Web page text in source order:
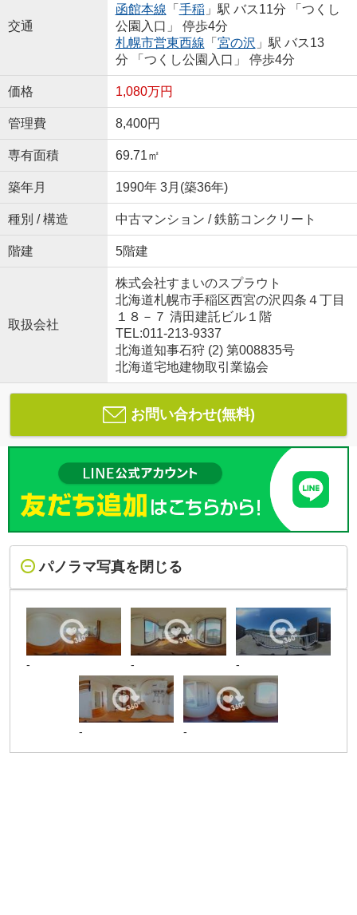
交通
函館本線 「 手稲 」駅 バス11分 「つくし
公園入口」 停歩4分
札幌市営東西線 「 宮の沢 」駅 バス13
分 「つくし公園入口」 停歩4分
価格 1,080万円
管理費 8,400円
専有面積 69.71㎡
築年月 1990年 3月(築36年)
種別 / 構造 中古マンション / 鉄筋コンクリート
階建 5階建
取扱会社
株式会社すまいのスプラウト
北海道札幌市手稲区西宮の沢四条４丁目
１８－７ 清田建託ビル１階
TEL:011-213-9337
北海道知事石狩 (2) 第008835号
北海道宅地建物取引業協会
お問い合わせ(無料)
パノラマ写真を閉じる
- - -
- -